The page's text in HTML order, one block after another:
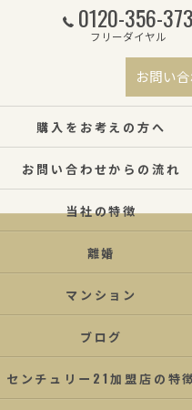
0120-356-373
フリーダイヤル
お問い
購入をお考えの方へ
お問い合わせからの流れ
当社の特徴
離婚
マンション
ブログ
センチュリー21加盟店の特